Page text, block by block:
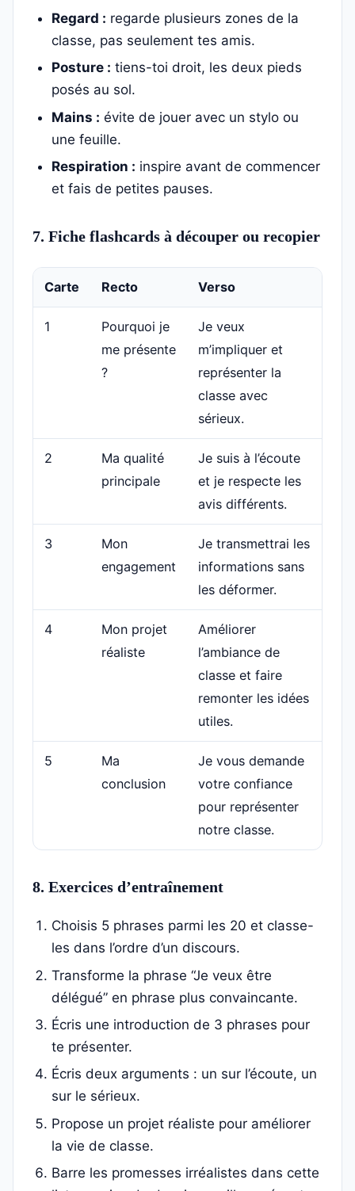
Regard : regarde plusieurs zones de la
classe, pas seulement tes amis.
Posture : tiens-toi droit, les deux pieds
posés au sol.
Mains : évite de jouer avec un stylo ou
une feuille.
Respiration : inspire avant de commencer
et fais de petites pauses.
7. Fiche flashcards à découper ou recopier
Carte Recto Verso
1
Pourquoi je
me présente
?
Je veux
m’impliquer et
représenter la
classe avec
sérieux.
2
Ma qualité
principale
Je suis à l’écoute
et je respecte les
avis différents.
3
Mon
engagement
Je transmettrai les
informations sans
les déformer.
4
Mon projet
réaliste
Améliorer
l’ambiance de
classe et faire
remonter les idées
utiles.
5
Ma
conclusion
Je vous demande
votre confiance
pour représenter
notre classe.
8. Exercices d’entraînement
Choisis 5 phrases parmi les 20 et classe-
les dans l’ordre d’un discours.
Transforme la phrase “Je veux être
délégué” en phrase plus convaincante.
Écris une introduction de 3 phrases pour
te présenter.
Écris deux arguments : un sur l’écoute, un
sur le sérieux.
Propose un projet réaliste pour améliorer
la vie de classe.
Barre les promesses irréalistes dans cette